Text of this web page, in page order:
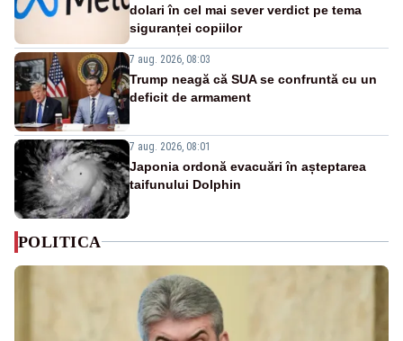
dolari în cel mai sever verdict pe tema
siguranței copiilor
7 aug. 2026, 08:03
Trump neagă că SUA se confruntă cu un
deficit de armament
7 aug. 2026, 08:01
Japonia ordonă evacuări în așteptarea
taifunului Dolphin
POLITICA